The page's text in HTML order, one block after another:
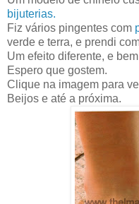
bijuterias.
Fiz vários pingentes com
verde e terra, e prendi
Um efeito diferente, e
Espero que gostem.
Clique na imagem para
Beijos e até a próxima.